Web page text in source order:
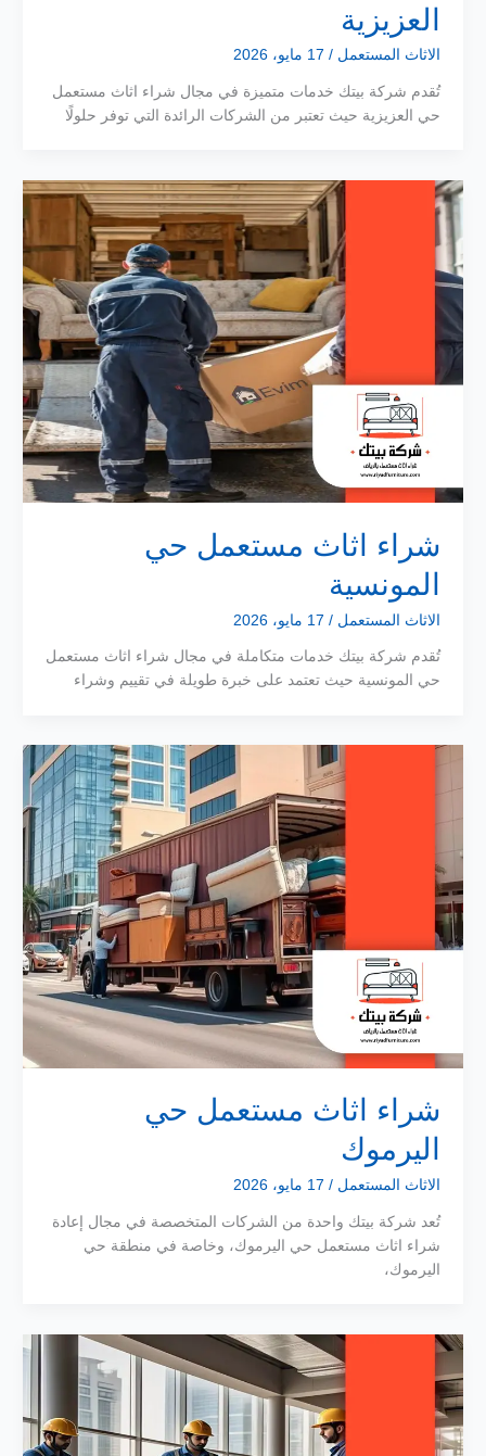
العزيزية
الاثاث المستعمل / 17 مايو، 2026
تُقدم شركة بيتك خدمات متميزة في مجال شراء اثاث مستعمل
حي العزيزية حيث تعتبر من الشركات الرائدة التي توفر حلولًا
شراء اثاث مستعمل حي
المونسية
الاثاث المستعمل / 17 مايو، 2026
تُقدم شركة بيتك خدمات متكاملة في مجال شراء اثاث مستعمل
حي المونسية حيث تعتمد على خبرة طويلة في تقييم وشراء
شراء اثاث مستعمل حي
اليرموك
الاثاث المستعمل / 17 مايو، 2026
تُعد شركة بيتك واحدة من الشركات المتخصصة في مجال إعادة
شراء اثاث مستعمل حي اليرموك، وخاصة في منطقة حي
اليرموك،